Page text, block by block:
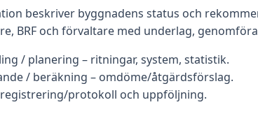
beskriver byggnadens status och
BRF och förvaltare med underlag,
/ planering – ritningar, system, statistik.
/ beräkning – omdöme/åtgärdsförslag.
registrering/protokoll och uppföljning.